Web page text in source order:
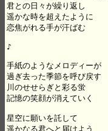
君との日々が繰り返し
遥かな時を超えたように
恋焦がれる手が汗ばむ
♪
手紙のようなメロディーが
過ぎ去った季節を呼び戻す
川のせせらぎと彩る蛍
記憶の笑顔が消えていく
星空に願いを託して
遥かなる君へと届けよう